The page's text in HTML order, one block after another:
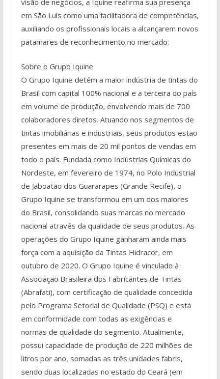
visão de negócios, a Iquine reafirma sua presença
em São Luís como uma facilitadora de competências,
auxiliando os profissionais locais a alcançarem novos
patamares de reconhecimento no mercado.
Sobre o Grupo Iquine
O Grupo Iquine detém a maior indústria de tintas do
Brasil com capital 100% nacional e a terceira do país
em volume de produção, envolvendo mais de 700
colaboradores diretos. Atuando nos segmentos de
tintas imobiliárias e industriais, seus produtos estão
presentes em mais de 20 mil pontos de vendas em
todo o país. Fundada como Indústrias Químicas do
Nordeste, em fevereiro de 1974, no Polo Industrial
de Jaboatão dos Guararapes (Grande Recife), o
Grupo Iquine se transformou em um dos maiores
do Brasil, consolidando suas marcas no mercado
nacional através da qualidade de seus produtos. As
operações do Grupo Iquine ganharam ainda mais
força com a aquisição da Tintas Hidracor, em
outubro de 2020. O Grupo Iquine é vinculado à
Associação Brasileira dos Fabricantes de Tintas
(Abrafati), com certificação de qualidade concedida
pelo Programa Setorial de Qualidade (PSQ) e está
em conformidade com todas as exigências e
normas de qualidade do segmento. Atualmente,
possui capacidade de produção de 220 milhões de
litros por ano, somadas as três unidades fabris,
sendo duas localizadas no estado do Ceará (em